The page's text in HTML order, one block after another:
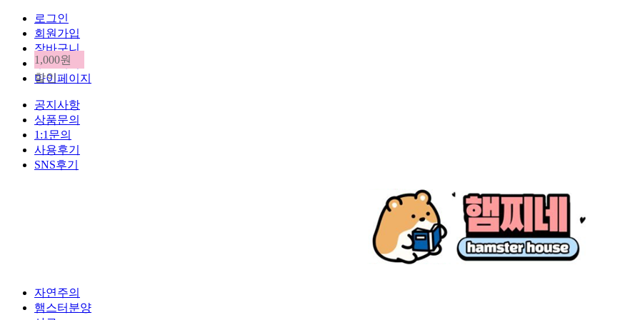
로그인
회원가입
1,000원
할인
장바구니
주문내역
마이페이지
공지사항
상품문의
1:1문의
사용후기
SNS후기
자연주의
햄스터분양